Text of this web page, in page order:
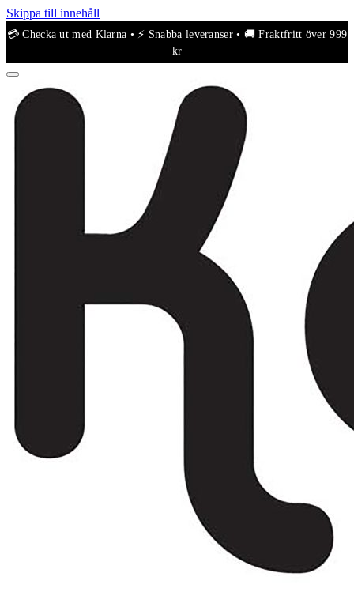
Skippa till innehåll